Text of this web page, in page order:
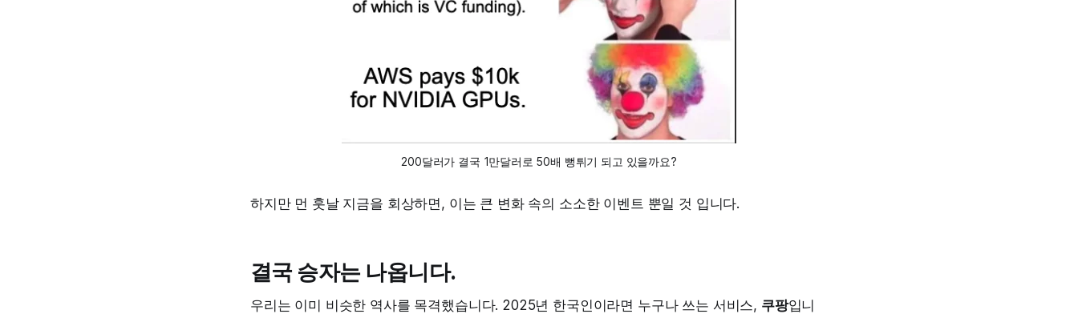
200달러가 결국 1만달러로 50배 뻥튀기 되고 있을까요?
하지만 먼 훗날 지금을 회상하면, 이는 큰 변화 속의 소소한 이벤트 뿐일 것 입니다.
결국 승자는 나옵니다.
우리는 이미 비슷한 역사를 목격했습니다. 2025년 한국인이라면 누구나 쓰는 서비스, 쿠팡입니